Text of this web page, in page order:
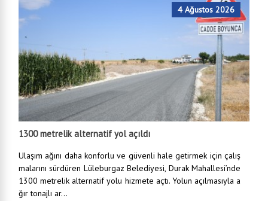
4 Ağustos 2026
1300 metrelik alternatif yol açıldı
Ulaşım ağını daha konforlu ve güvenli hale getirmek için çalış
malarını sürdüren Lüleburgaz Belediyesi, Durak Mahallesi’nde
1300 metrelik alternatif yolu hizmete açtı. Yolun açılmasıyla a
ğır tonajlı ar...